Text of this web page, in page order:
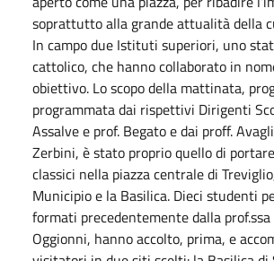
soprattutto alla grande attualità della
In campo due Istituti superiori, uno
cattolico, che hanno collaborato in
obiettivo. Lo scopo della mattinata,
programmata dai rispettivi Dirigenti
Assalve e prof. Begato e dai proff.
Zerbini, è stato proprio quello di
classici nella piazza centrale di
Municipio e la Basilica. Dieci studenti
formati precedentemente dalla
Oggionni, hanno accolto, prima, e